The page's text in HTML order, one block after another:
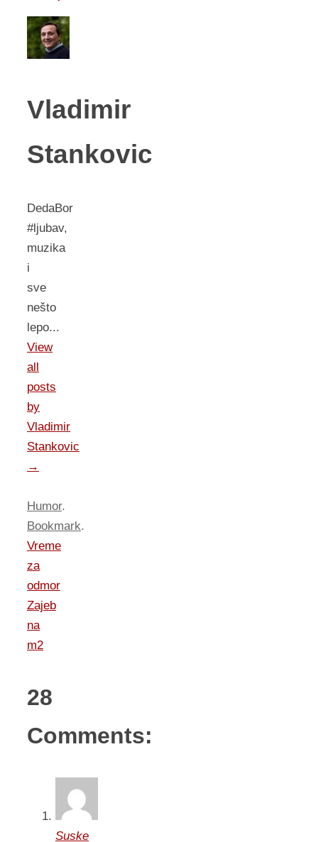
Vladimir
Stankovic
DedaBor
#ljubav,
muzika
i
sve
nešto
lepo...
View
all
posts
by
Vladimir
Stankovic
→
Humor.
Bookmark.
Vreme
za
odmor
Zajeb
na
m2
28
Comments:
Suske